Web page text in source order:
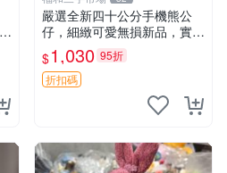
嚴選全新四十公分手機熊公
仔，細緻可愛無損新品，實拍
展現萌趣風采 潘朵拉 熊抱枕
$1,030 95折
折扣碼